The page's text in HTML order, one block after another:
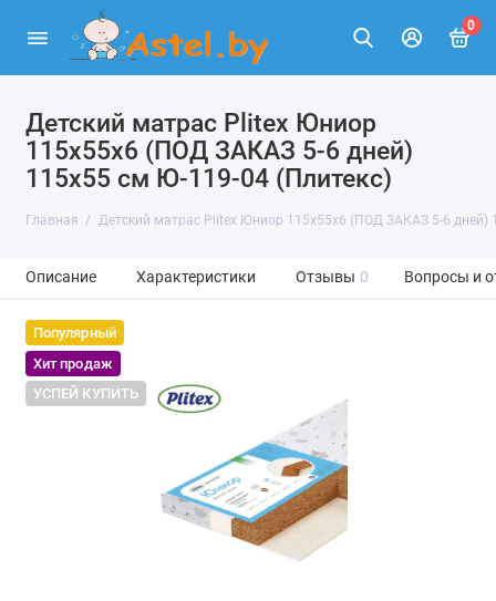
0
Детский матрас Plitex Юниор
115x55x6 (ПОД ЗАКАЗ 5-6 дней)
115х55 см Ю-119-04 (Плитекс)
Главная Детский матрас Plitex Юниор 115x55x6 (ПОД ЗАКАЗ 5-6 дней)
Описание Характеристики Отзывы 0 Вопросы и
Популярный
Хит продаж
УСПЕЙ КУПИТЬ